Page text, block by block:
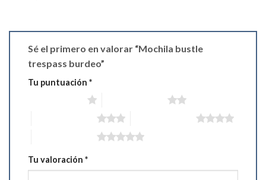
Sé el primero en valorar “Mochila bustle
trespass burdeo”
Tu puntuación *
Tu valoración *